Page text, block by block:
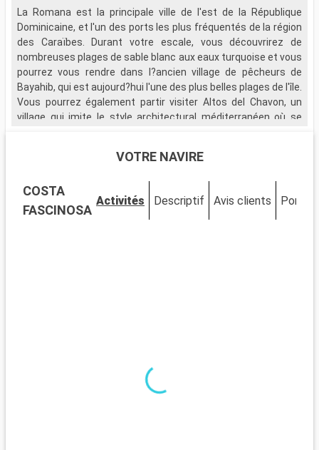
La Romana est la principale ville de l'est de la République
Dominicaine, et l'un des ports les plus fréquentés de la région
des Caraïbes. Durant votre escale, vous découvrirez de
nombreuses plages de sable blanc aux eaux turquoise et vous
pourrez vous rendre dans l?ancien village de pêcheurs de
Bayahib, qui est aujourd?hui l'une des plus belles plages de l'île.
Vous pourrez également partir visiter Altos del Chavon, un
village qui imite le style architectural méditerranéen où se
paradisiaque de Saona, qui vous plongera dans un décor de
mangroves et vous émerveillera par la richesse de la faune
marine qui fait de l'île, un repère privilégié pour les plongeurs.
VOTRE NAVIRE
COSTA
FASCINOSA
Activités Descriptif Avis clients Ponts